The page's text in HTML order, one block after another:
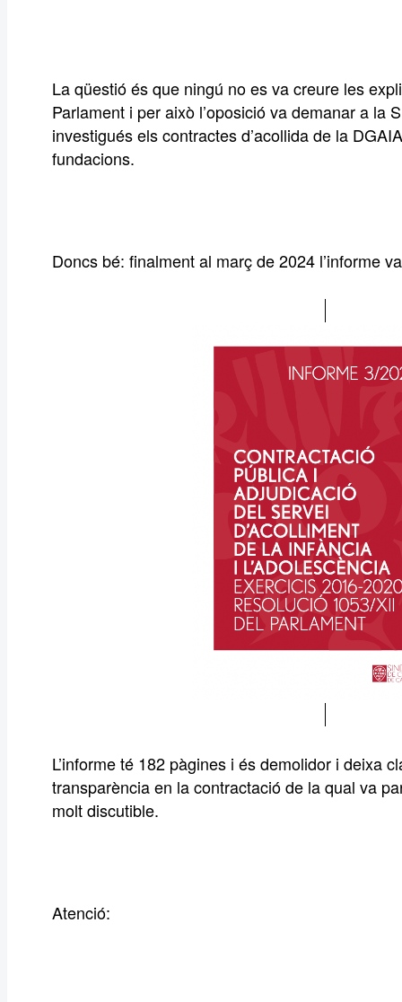
La qüestió és que ningú no es va creure les
Parlament i per això l’oposició va demanar a la
investigués els contractes d’acollida de la
fundacions.
Doncs bé: finalment al març de 2024 l’informe
L’informe té 182 pàgines i és demolidor i deixa
transparència en la contractació de la qual va
molt discutible.
Atenció: